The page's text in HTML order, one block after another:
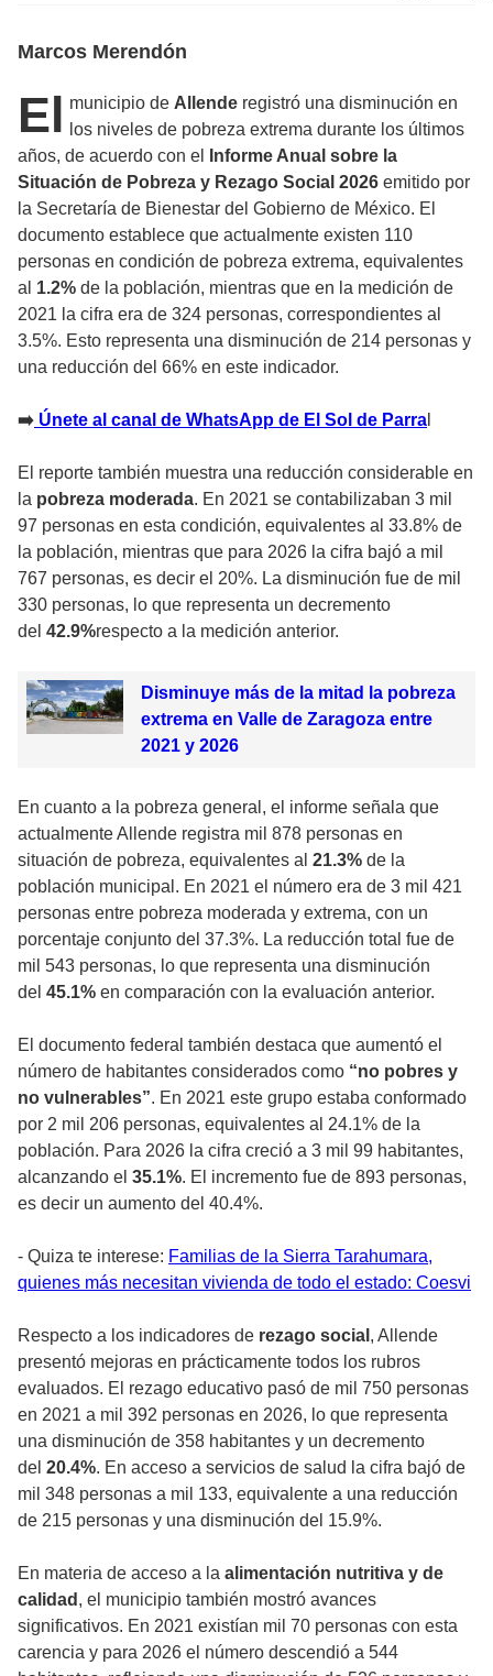
Marcos Merendón
El municipio de Allende registró una disminución en
los niveles de pobreza extrema durante los últimos
años, de acuerdo con el
Informe Anual sobre la
Situación de Pobreza y Rezago Social 2026 emitido por
la Secretaría de Bienestar del Gobierno de México. El
documento establece que actualmente existen 110
personas en condición de pobreza extrema, equivalentes
al 1.2% de la población, mientras que en la medición de
2021 la cifra era de 324 personas, correspondientes al
3.5%. Esto representa una disminución de 214 personas y
una reducción del 66% en este indicador.
➡️ Únete al canal de WhatsApp de El Sol de Parra
El reporte también muestra una reducción considerable en
la pobreza moderada. En 2021 se contabilizaban 3 mil
97 personas en esta condición, equivalentes al 33.8% de
la población, mientras que para 2026 la cifra bajó a mil
767 personas, es decir el 20%. La disminución fue de mil
330 personas, lo que representa un decremento
del 42.9%respecto a la medición anterior.
Disminuye más de la mitad la pobreza
extrema en Valle de Zaragoza entre
2021 y 2026
En cuanto a la pobreza general, el informe señala que
actualmente Allende registra mil 878 personas en
situación de pobreza, equivalentes al 21.3% de la
población municipal. En 2021 el número era de 3 mil 421
personas entre pobreza moderada y extrema, con un
porcentaje conjunto del 37.3%. La reducción total fue de
mil 543 personas, lo que representa una disminución
del 45.1% en comparación con la evaluación anterior.
El documento federal también destaca que aumentó el
número de habitantes considerados como “no pobres y
no vulnerables”. En 2021 este grupo estaba conformado
por 2 mil 206 personas, equivalentes al 24.1% de la
población. Para 2026 la cifra creció a 3 mil 99 habitantes,
alcanzando el 35.1%. El incremento fue de 893 personas,
es decir un aumento del 40.4%.
- Quiza te interese: Familias de la Sierra Tarahumara,
quienes más necesitan vivienda de todo el estado: Coesvi
Respecto a los indicadores de rezago social , Allende
presentó mejoras en prácticamente todos los rubros
evaluados. El rezago educativo pasó de mil 750 personas
en 2021 a mil 392 personas en 2026, lo que representa
una disminución de 358 habitantes y un decremento
del 20.4%. En acceso a servicios de salud la cifra bajó de
mil 348 personas a mil 133, equivalente a una reducción
de 215 personas y una disminución del 15.9%.
En materia de acceso a la alimentación nutritiva y de
calidad , el municipio también mostró avances
significativos. En 2021 existían mil 70 personas con esta
carencia y para 2026 el número descendió a 544